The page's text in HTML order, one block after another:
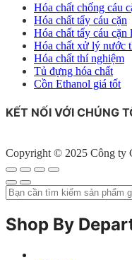
Hóa chất chống cáu
Hóa chất tẩy cáu cặn
Hóa chất tẩy cáu
Hóa chất xử lý nước
Hóa chất thí nghiệm
Tủ đựng hóa chất
Cồn Ethanol giá tốt
KẾT NỐI VỚI CHÚNG
Copyright © 2025 Công ty
Shop By